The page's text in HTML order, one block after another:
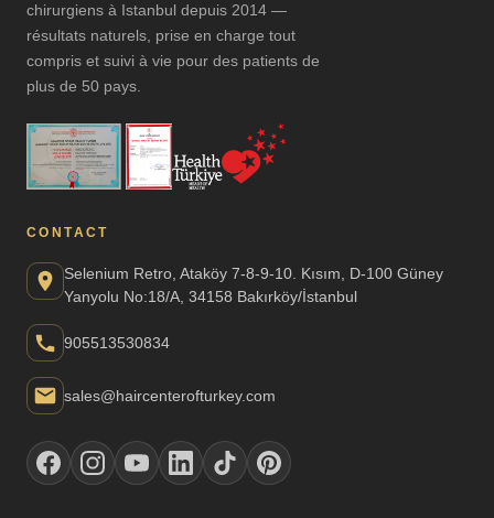
chirurgiens à Istanbul depuis 2014 —
résultats naturels, prise en charge tout
compris et suivi à vie pour des patients de
plus de 50 pays.
CONTACT
Selenium Retro, Ataköy 7-8-9-10. Kısım, D-100 Güney
Yanyolu No:18/A, 34158 Bakırköy/İstanbul
905513530834
sales@haircenterofturkey.com